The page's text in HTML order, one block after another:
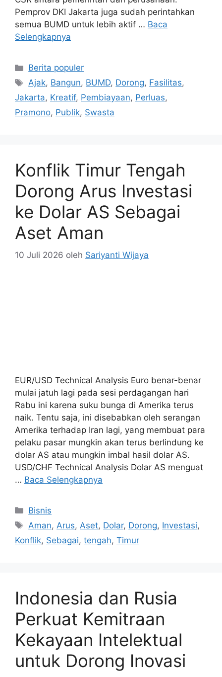
Pemprov DKI Jakarta juga sudah perintahkan
semua BUMD untuk lebih aktif … Baca
Selengkapnya
Kategori
Berita populer
Tag
Ajak, Bangun, BUMD, Dorong, Fasilitas,
Jakarta, Kreatif, Pembiayaan, Perluas,
Pramono, Publik, Swasta
Konflik Timur Tengah
Dorong Arus Investasi
ke Dolar AS Sebagai
Aset Aman
10 Juli 2026 oleh Sariyanti Wijaya
EUR/USD Technical Analysis Euro benar-benar
mulai jatuh lagi pada sesi perdagangan hari
Rabu ini karena suku bunga di Amerika terus
naik. Tentu saja, ini disebabkan oleh serangan
Amerika terhadap Iran lagi, yang membuat para
pelaku pasar mungkin akan terus berlindung ke
dolar AS atau mungkin imbal hasil dolar AS.
USD/CHF Technical Analysis Dolar AS menguat
… Baca Selengkapnya
Kategori
Bisnis
Tag
Aman, Arus, Aset, Dolar, Dorong, Investasi,
Konflik, Sebagai, tengah, Timur
Indonesia dan Rusia
Perkuat Kemitraan
Kekayaan Intelektual
untuk Dorong Inovasi